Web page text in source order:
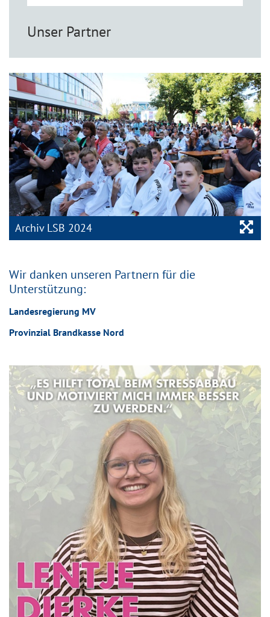
Unser Partner
Archiv LSB 2024
Wir danken unseren Partnern für die
Unterstützung:
Landesregierung MV
Provinzial Brandkasse Nord